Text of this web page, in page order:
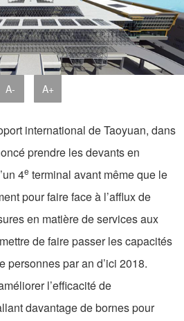
A- A+
international de Taoyuan, dans
prendre les devants en
4e terminal avant même que le
pour faire face à l’afflux de
en matière de services aux
de faire passer les capacités
personnes par an d’ici 2018.
l’efficacité de
davantage de bornes pour